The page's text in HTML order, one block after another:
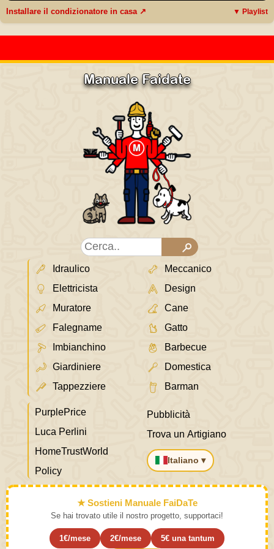
Installare il condizionatore in casa ↗ ▼ Playlist
Manuale Faidate
Idraulico
Elettricista
Muratore
Falegname
Imbianchino
Giardiniere
Tappezziere
Meccanico
Design
Cane
Gatto
Barbecue
Domestica
Barman
PurplePrice
Luca Perlini
HomeTrustWorld
Policy
Pubblicità
Trova un Artigiano
Italiano ▾
★ Sostieni Manuale FaiDaTe
Se hai trovato utile il nostro progetto, supportaci!
1€/mese 2€/mese 5€ una tantum